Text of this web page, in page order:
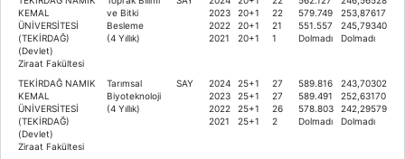
KEMAL
ÜNİVERSİTESİ
(TEKİRDAĞ)
(Devlet)
Ziraat Fakültesi
ve Bitki
Besleme
(4 Yıllık)
2023
2022
2021
20+1
20+1
20+1
22
21
1
579.749
551.557
Dolmadı
253,87617
245,79340
Dolmadı
TEKİRDAĞ NAMIK
KEMAL
ÜNİVERSİTESİ
(TEKİRDAĞ)
(Devlet)
Ziraat Fakültesi
Tarımsal
Biyoteknoloji
(4 Yıllık)
SAY
2024
2023
2022
2021
25+1
25+1
25+1
25+1
27
27
26
2
589.816
589.491
578.803
Dolmadı
243,70302
252,63170
242,29579
Dolmadı